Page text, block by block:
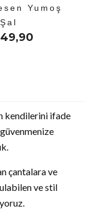
Yumoş
Şal
kendilerini ifade
çantalara ve
ve stil